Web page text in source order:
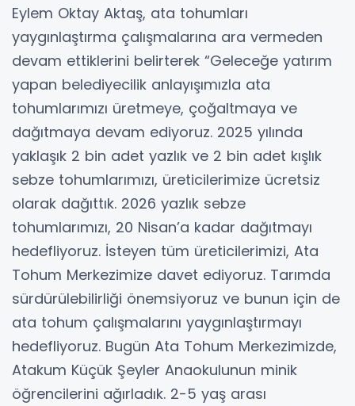
Eylem Oktay Aktaş, ata tohumları
yaygınlaştırma çalışmalarına ara vermeden
devam ettiklerini belirterek “Geleceğe yatırım
yapan belediyecilik anlayışımızla ata
tohumlarımızı üretmeye, çoğaltmaya ve
dağıtmaya devam ediyoruz. 2025 yılında
yaklaşık 2 bin adet yazlık ve 2 bin adet kışlık
sebze tohumlarımızı, üreticilerimize ücretsiz
olarak dağıttık. 2026 yazlık sebze
tohumlarımızı, 20 Nisan’a kadar dağıtmayı
hedefliyoruz. İsteyen tüm üreticilerimizi, Ata
Tohum Merkezimize davet ediyoruz. Tarımda
sürdürülebilirliği önemsiyoruz ve bunun için de
ata tohum çalışmalarını yaygınlaştırmayı
hedefliyoruz. Bugün Ata Tohum Merkezimizde,
Atakum Küçük Şeyler Anaokulunun minik
öğrencilerini ağırladık. 2-5 yaş arası